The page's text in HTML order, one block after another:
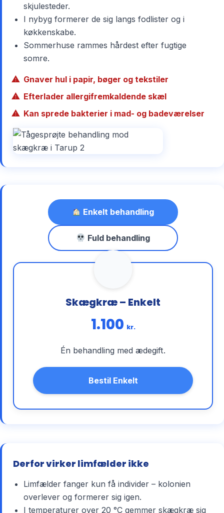
skjulesteder.
I nybyg formerer de sig langs fodlister og i
køkkenskabe.
Sommerhuse rammes hårdest efter fugtige
somre.
Gnaver hul i papir, bøger og tekstiler
Efterlader allergifremkaldende skæl
Kan sprede bakterier i mad- og badeværelser
Enkelt behandling
Fuld behandling
Skægkræ – Enkelt
1.100 kr.
Én behandling med ædegift.
Bestil Enkelt
Derfor virker limfælder ikke
Limfælder fanger kun få individer – kolonien
overlever og formerer sig igen.
I temperaturer over 20 °C gemmer skægkræ sig